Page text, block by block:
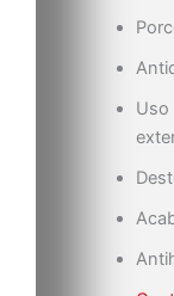
Uso